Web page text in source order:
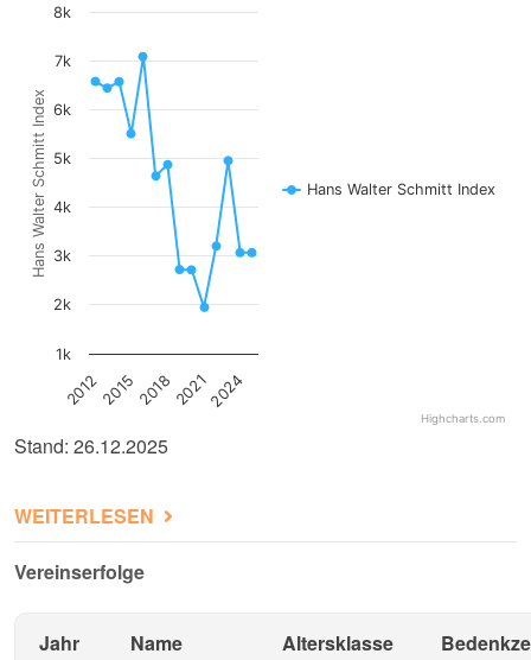
Hans Walter Schmitt Index Hans Walter Schmitt Index
2012 2018 2024
2015 2021
1k
2k
3k
4k
5k
6k
7k
8k
Highcharts.com
Stand: 26.12.2025
WEITERLESEN ÜBER SC STEINBACH
Vereinserfolge
Jahr Name Altersklasse